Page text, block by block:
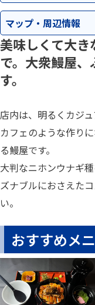
マップ・ 周辺情報
美味しくて大
で。大衆鰻屋
す。
店内は、明るくカジ
カフェのような作り
る鰻屋です。
大判なニホンウナギ
ズナブルにおさえた
い。
おすすめメ